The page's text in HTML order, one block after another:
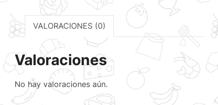
VALORACIONES (0)
Valoraciones
No hay valoraciones aún.